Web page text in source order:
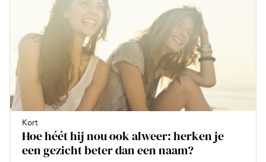
Kort
Hoe héét hij nou ook alweer: herken je
een gezicht beter dan een naam?